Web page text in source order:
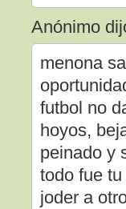
Anónimo
menona
futbol no
hoyos,
peinado y
todo fue
joder a